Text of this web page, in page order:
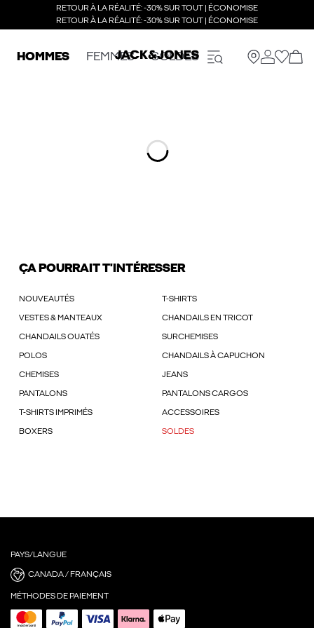
RETOUR À LA RÉALITÉ: -30% SUR TOUT | ÉCONOMISE
RETOUR À LA RÉALITÉ: -30% SUR TOUT | ÉCONOMISE
HOMMES FEMMES SOLDES
ÇA POURRAIT T'INTÉRESSER
NOUVEAUTÉS T-SHIRTS
VESTES & MANTEAUX CHANDAILS EN TRICOT
CHANDAILS OUATÉS SURCHEMISES
POLOS CHANDAILS À CAPUCHON
CHEMISES JEANS
PANTALONS PANTALONS CARGOS
T-SHIRTS IMPRIMÉS ACCESSOIRES
BOXERS SOLDES
PAYS/LANGUE
CANADA / FRANÇAIS
MÉTHODES DE PAIEMENT